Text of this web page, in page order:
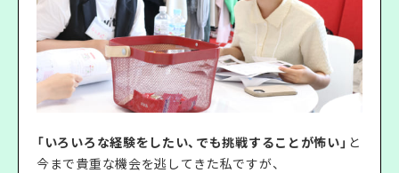
「いろいろな経験をしたい、でも挑戦することが怖い」 と
今まで貴重な機会を逃してきた私ですが、